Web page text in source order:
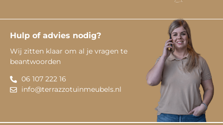
Hulp of advies nodig?
Wij zitten klaar om al je vragen te
beantwoorden
06 107 222 16
info@terrazzotuinmeubels.nl